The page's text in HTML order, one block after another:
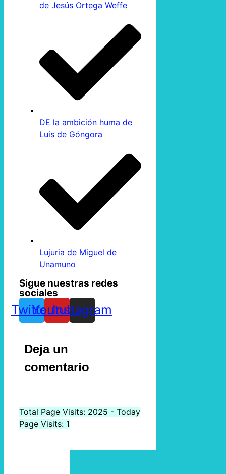
de Jesús Ortega Weffe
DE la ambición huma de
Luis de Góngora
Lujuria de Miguel de
Unamuno
Sigue nuestras redes
sociales
TwitterYoutube
Instagram
Deja un
comentario
Total Page Visits: 2025 - Today
Page Visits: 1